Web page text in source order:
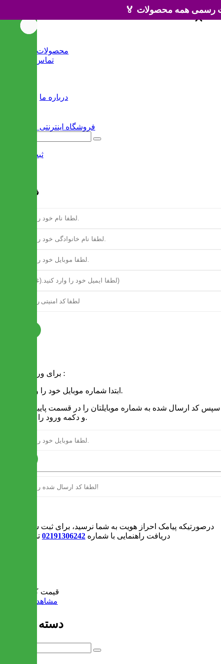
محصولات جدید
تماس با ما
درباره ما
ثبت نام
فرم ثبت نام
برای ورود به سایت :
1 - ابتدا شماره موبایل خود را وارد کنید.
و دکمه ورود را انتخاب کنید.
درصورتیکه پیامک احراز هویت به شما نرسید، برای ثبت سفارش و یا
دریافت راهنمایی با شماره 02191306242 تماس بگیرید
قیمت کل:
مشاهده سبد خرید
دسته بندی ها
×
×